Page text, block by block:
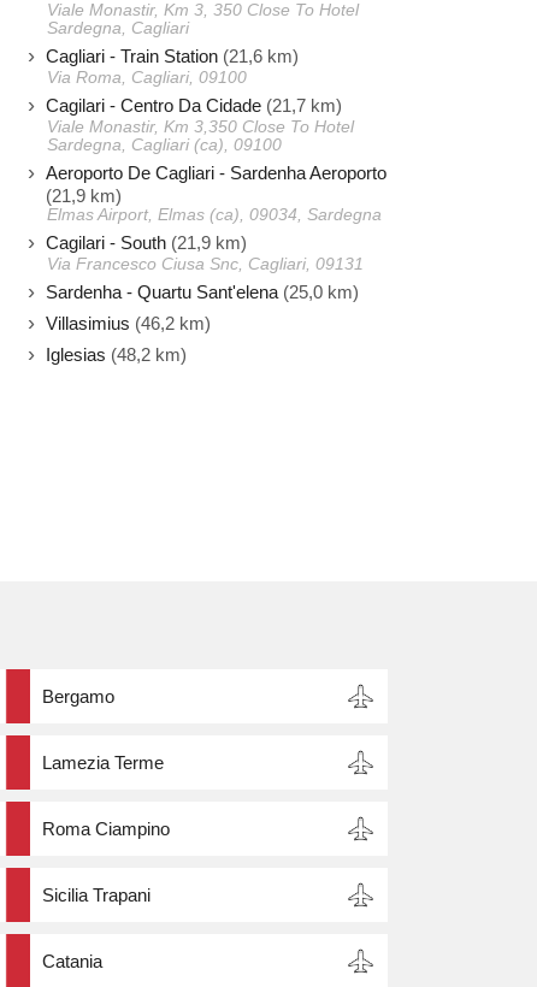
Viale Monastir, Km 3, 350 Close To Hotel
Sardegna, Cagliari
Cagliari - Train Station (21,6 km)
Via Roma, Cagliari, 09100
Cagilari - Centro Da Cidade (21,7 km)
Viale Monastir, Km 3,350 Close To Hotel
Sardegna, Cagliari (ca), 09100
Aeroporto De Cagliari - Sardenha Aeroporto
(21,9 km)
Elmas Airport, Elmas (ca), 09034, Sardegna
Cagilari - South (21,9 km)
Via Francesco Ciusa Snc, Cagliari, 09131
Sardenha - Quartu Sant'elena (25,0 km)
Villasimius (46,2 km)
Iglesias (48,2 km)
Bergamo
Lamezia Terme
Roma Ciampino
Sicilia Trapani
Catania